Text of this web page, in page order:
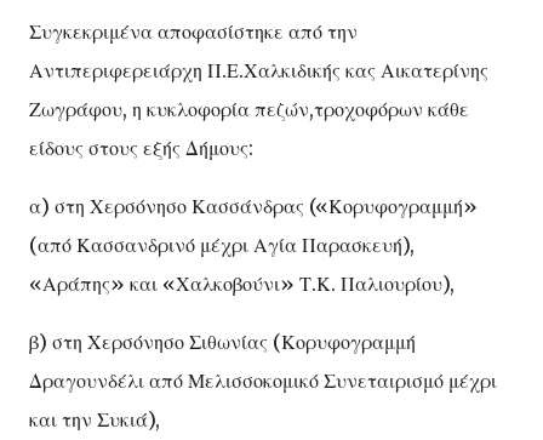
Συγκεκριμένα αποφασίστηκε από την
Αντιπεριφερειάρχη Π.Ε.Χαλκιδικής κας Αικατερίνης
Ζωγράφου, η κυκλοφορία πεζών,τροχοφόρων κάθε
είδους στους εξής Δήμους:
α) στη Χερσόνησο Κασσάνδρας («Κορυφογραμμή»
(από Κασσανδρινό μέχρι Αγία Παρασκευή),
«Αράπης» και «Χαλκοβούνι» Τ.Κ. Παλιουρίου),
β) στη Χερσόνησο Σιθωνίας (Κορυφογραμμή
Δραγουνδέλι από Μελισσοκομικό Συνεταιρισμό μέχρι
και την Συκιά),